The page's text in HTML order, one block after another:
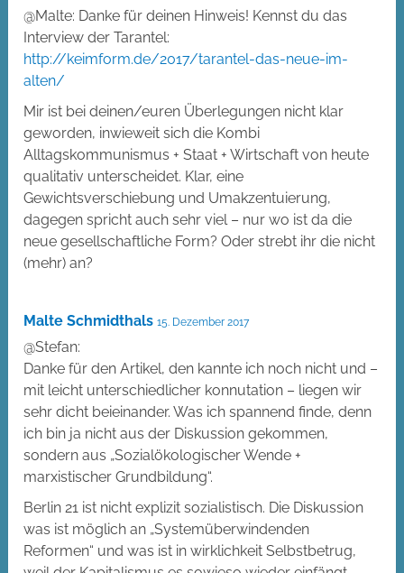
@Malte: Danke für deinen Hinweis! Kennst du das
Interview der Tarantel:
http://keimform.de/2017/tarantel-das-neue-im-
alten/
Mir ist bei deinen/euren Überlegungen nicht klar
geworden, inwieweit sich die Kombi
Alltagskommunismus + Staat + Wirtschaft von heute
qualitativ unterscheidet. Klar, eine
Gewichtsverschiebung und Umakzentuierung,
dagegen spricht auch sehr viel – nur wo ist da die
neue gesellschaftliche Form? Oder strebt ihr die nicht
(mehr) an?
Malte Schmidthals 15. Dezember 2017
@Stefan:
Danke für den Artikel, den kannte ich noch nicht und –
mit leicht unterschiedlicher konnutation – liegen wir
sehr dicht beieinander. Was ich spannend finde, denn
ich bin ja nicht aus der Diskussion gekommen,
sondern aus „Sozialökologischer Wende +
marxistischer Grundbildung“.
Berlin 21 ist nicht explizit sozialistisch. Die Diskussion
was ist möglich an „Systemüberwindenden
Reformen“ und was ist in wirklichkeit Selbstbetrug,